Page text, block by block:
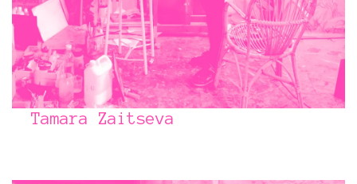
Tamara Zaitseva